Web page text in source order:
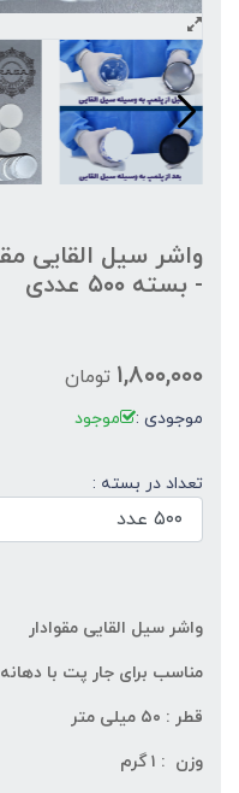
- بسته ۵۰۰ عددی
۱,۸۰۰,۰۰۰ تومان
موجودی : موجود
تعداد در بسته :
واشر سیل‌ القایی مقوادار
مناسب برای جار پت با دهانه ۵۰
قطر : ۵۰ میلی متر
وزن : ۱ گرم